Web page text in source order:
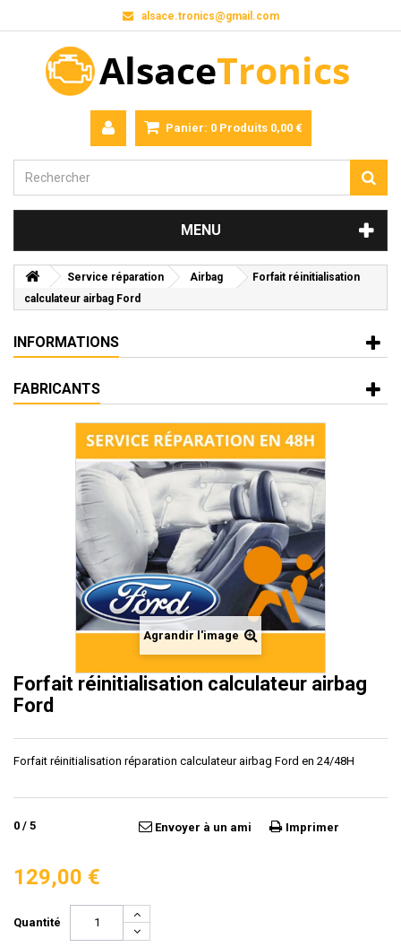
alsace.tronics@gmail.com
Panier: 0 Produits 0,00 €
MENU
Service réparation Airbag
Forfait réinitialisation
calculateur airbag Ford
INFORMATIONS
FABRICANTS
Agrandir l'image
Forfait réinitialisation calculateur airbag
Ford
Forfait réinitialisation réparation calculateur airbag Ford en 24/48H
0 / 5 Envoyer à un ami Imprimer
129,00 €
Quantité